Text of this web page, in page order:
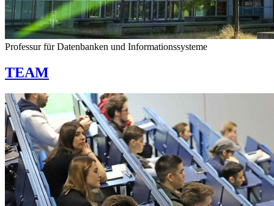
Professur für Datenbanken und Informationssysteme
TEAM